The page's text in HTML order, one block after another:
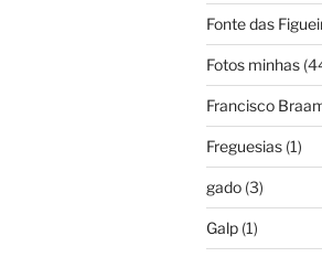
Fonte das
Fotos minhas
Francisco
Freguesias(1)
gado(3)
Galp(1)